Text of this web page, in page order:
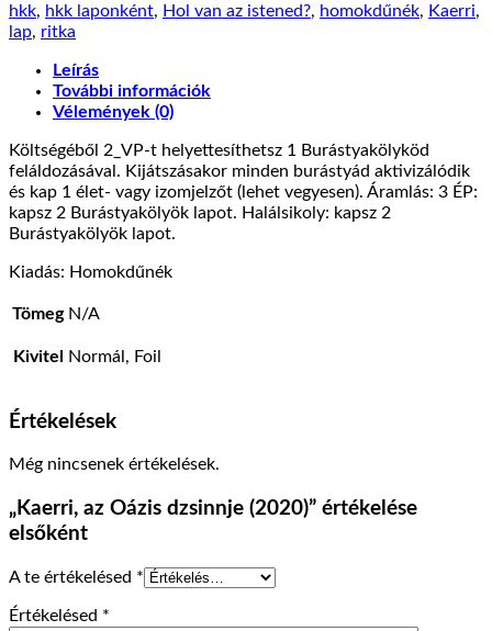
hkk, hkk laponként, Hol van az istened?, homokdűnék, Kaerri,
lap, ritka
Leírás
További információk
Vélemények (0)
Költségéből 2_VP-t helyettesíthetsz 1 Burástyakölyköd
feláldozásával. Kijátszásakor minden burástyád aktivizálódik
és kap 1 élet- vagy izomjelzőt (lehet vegyesen). Áramlás: 3 ÉP:
kapsz 2 Burástyakölyök lapot. Halálsikoly: kapsz 2
Burástyakölyök lapot.
Kiadás: Homokdűnék
Tömeg N/A
Kivitel Normál, Foil
Értékelések
Még nincsenek értékelések.
„Kaerri, az Oázis dzsinnje (2020)” értékelése
elsőként
A te értékelésed *
Értékelésed *